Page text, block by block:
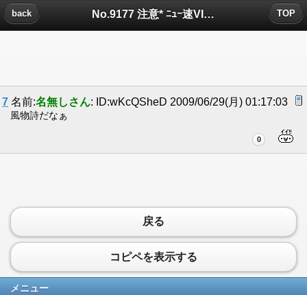
No.9177 注意* ﾆｭｰ速VIP及びVIP+初心者の方へ についたコメント
back TOP
7 名前:名無しさん: ID:wKcQSheD 2009/06/29(月) 01:17:03
風物詩だなぁ
0
戻る
コピペを表示する
メニュー